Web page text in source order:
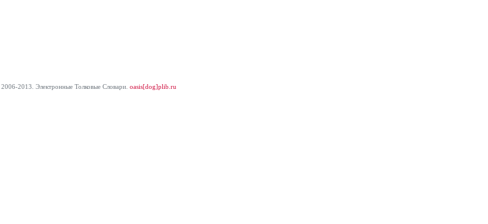
2006-2013. Электронные Толковые Cловари. oasis[dog]plib.ru